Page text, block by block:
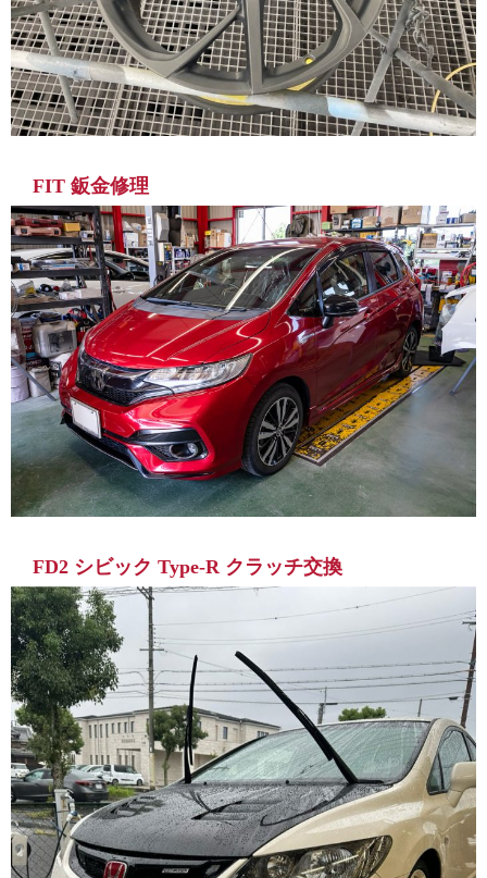
FIT 鈑金修理
FD2 シビック Type-R クラッチ交換